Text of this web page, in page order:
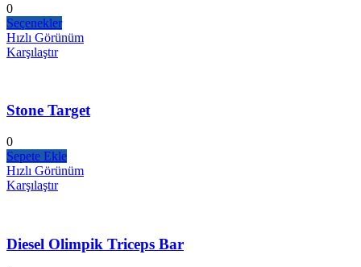
0
Seçenekler
Hızlı Görünüm
Karşılaştır
Stone Target
0
Sepete Ekle
Hızlı Görünüm
Karşılaştır
Diesel Olimpik Triceps Bar